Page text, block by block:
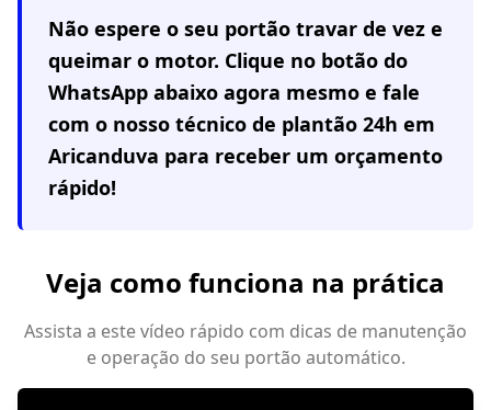
Não espere o seu portão travar de vez e
queimar o motor. Clique no botão do
WhatsApp abaixo agora mesmo e fale
com o nosso técnico de plantão 24h em
Aricanduva para receber um orçamento
rápido!
Veja como funciona na prática
Assista a este vídeo rápido com dicas de manutenção
e operação do seu portão automático.